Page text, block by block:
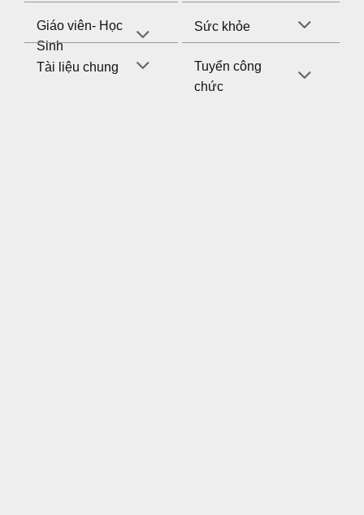
Giáo viên- Học
Sinh
Sức khỏe
Tài liệu chung
Tuyển công
chức